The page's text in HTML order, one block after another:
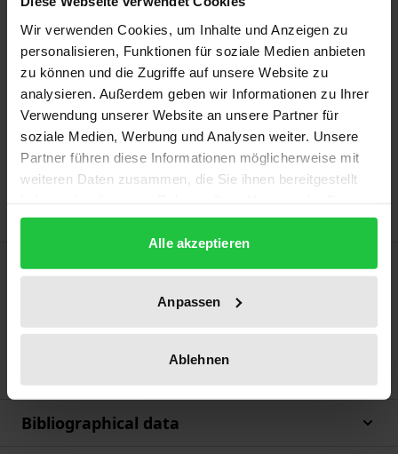
Wir verwenden Cookies, um Inhalte und Anzeigen zu
personalisieren, Funktionen für soziale Medien anbieten
zu können und die Zugriffe auf unsere Website zu
analysieren. Außerdem geben wir Informationen zu Ihrer
Verwendung unserer Website an unsere Partner für
soziale Medien, Werbung und Analysen weiter. Unsere
Partner führen diese Informationen möglicherweise mit
weiteren Daten zusammen, die Sie ihnen bereitgestellt
gesammelt haben.
Alle akzeptieren
Anpassen
Ablehnen
ISBN 978-3-8329-1224-6
Not available
Add to Cart
Add to Wish List
Delivery cost notice
Description
Rechtsanwender zahlreiche Hinweise für die Praxis.
Bibliographical data